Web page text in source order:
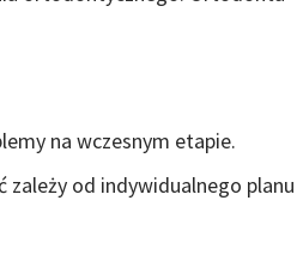
na wczesnym etapie.
od indywidualnego planu